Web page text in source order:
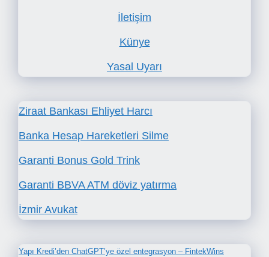
İletişim
Künye
Yasal Uyarı
Ziraat Bankası Ehliyet Harcı
Banka Hesap Hareketleri Silme
Garanti Bonus Gold Trink
Garanti BBVA ATM döviz yatırma
İzmir Avukat
Yapı Kredi’den ChatGPT’ye özel entegrasyon – FintekWins